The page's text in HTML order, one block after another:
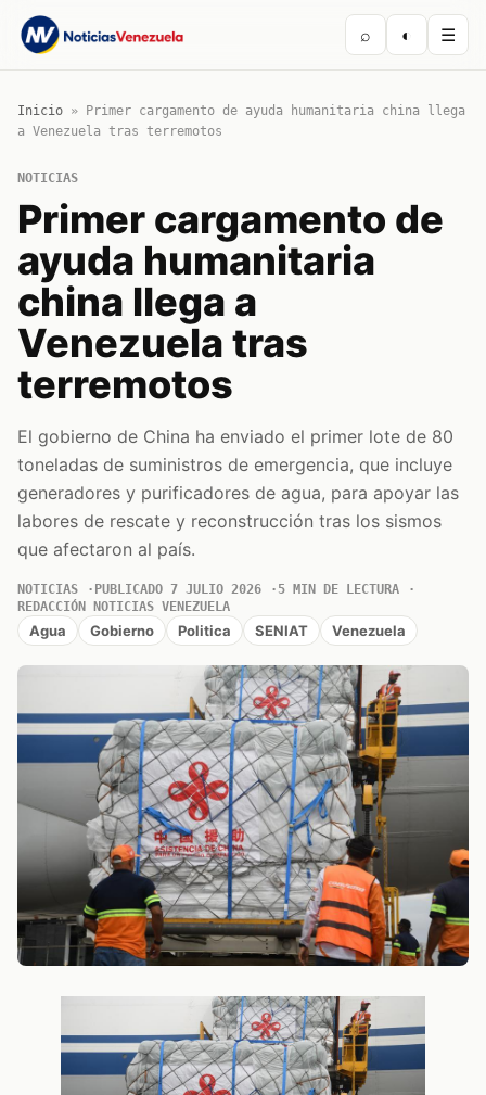
⌕ ◐ ☰
Inicio »
Primer cargamento de ayuda humanitaria china llega
a Venezuela tras terremotos
NOTICIAS
Primer cargamento de
ayuda humanitaria
china llega a
Venezuela tras
terremotos
El gobierno de China ha enviado el primer lote de 80
toneladas de suministros de emergencia, que incluye
generadores y purificadores de agua, para apoyar las
labores de rescate y reconstrucción tras los sismos
que afectaron al país.
NOTICIAS PUBLICADO 7 JULIO 2026
5 MIN DE LECTURA
REDACCIÓN NOTICIAS VENEZUELA
Agua Gobierno Politica SENIAT Venezuela